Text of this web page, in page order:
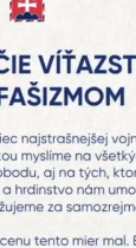
tri dni
Lovestream
ctitelia